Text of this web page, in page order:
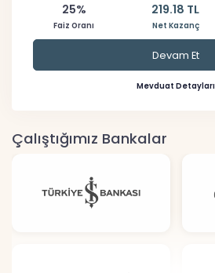
25%
Faiz Oranı
219.18 TL
Net Kazanç
Devam Et
Mevduat Detayları
Çalıştığımız Bankalar